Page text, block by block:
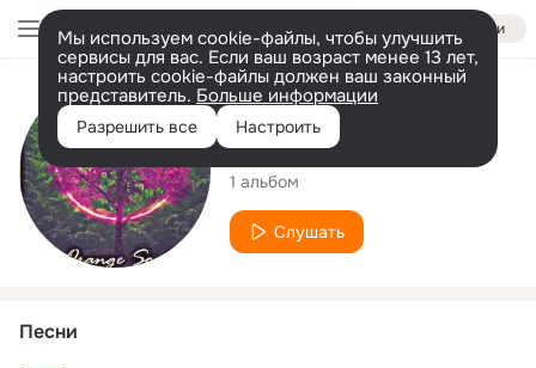
Войти
Мы используем cookie-файлы, чтобы улучшить
сервисы для вас. Если ваш возраст менее 13 лет,
настроить cookie-файлы должен ваш законный
представитель. Больше информации
Разрешить все Настроить
Исполнитель
Kristin Wheaton
1 альбом
Слушать
Песни